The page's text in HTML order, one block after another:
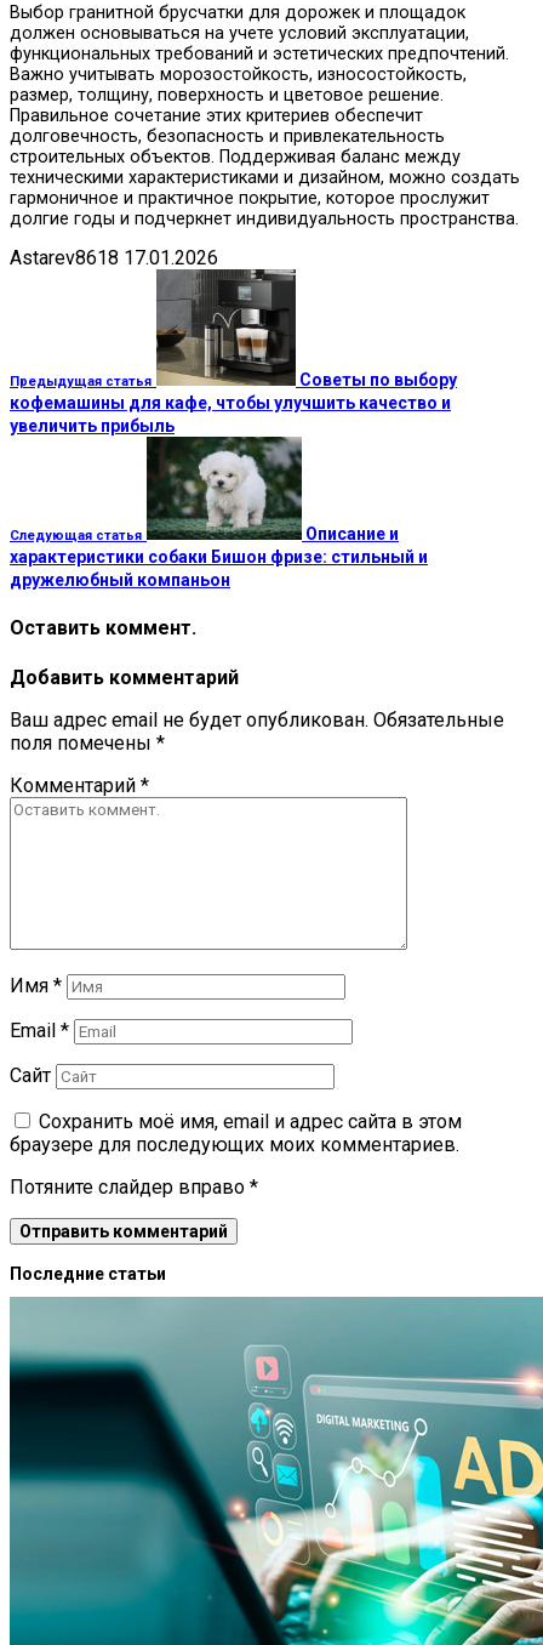
Выбор гранитной брусчатки для дорожек и площадок
должен основываться на учете условий эксплуатации,
функциональных требований и эстетических предпочтений.
Важно учитывать морозостойкость, износостойкость,
размер, толщину, поверхность и цветовое решение.
Правильное сочетание этих критериев обеспечит
долговечность, безопасность и привлекательность
строительных объектов. Поддерживая баланс между
техническими характеристиками и дизайном, можно создать
гармоничное и практичное покрытие, которое прослужит
долгие годы и подчеркнет индивидуальность пространства.
Astarev8618 17.01.2026
Предыдущая статья
Советы по выбору
кофемашины для кафе, чтобы улучшить качество и
увеличить прибыль
Следующая статья
Описание и
характеристики собаки Бишон фризе: стильный и
дружелюбный компаньон
Оставить коммент.
Добавить комментарий
Ваш адрес email не будет опубликован. Обязательные
поля помечены *
Комментарий *
Имя *
Email *
Сайт
Сохранить моё имя, email и адрес сайта в этом
браузере для последующих моих комментариев.
Потяните слайдер вправо *
Последние статьи